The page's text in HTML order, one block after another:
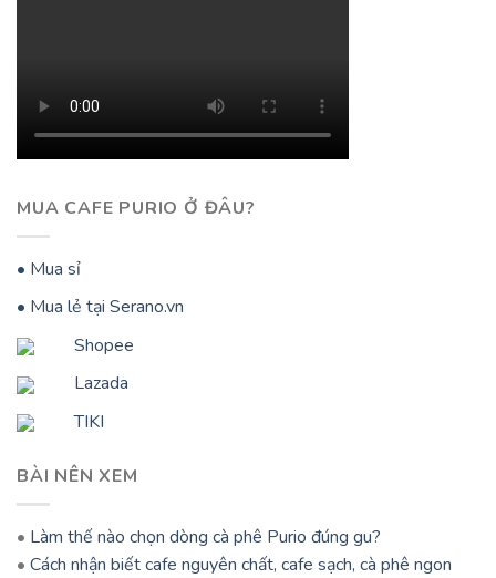
MUA CAFE PURIO Ở ĐÂU?
• Mua sỉ
• Mua lẻ tại Serano.vn
Shopee
Lazada
TIKI
BÀI NÊN XEM
• Làm thế nào chọn dòng cà phê Purio đúng gu?
• Cách nhận biết cafe nguyên chất, cafe sạch, cà phê ngon